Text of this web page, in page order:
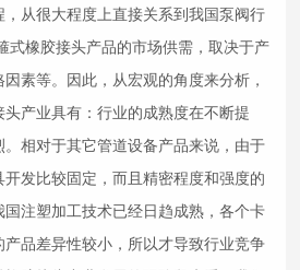
从很大程度上直接关系到我国泵阀行
式橡胶接头产品的市场供需，取决于产
素等。因此，从宏观的角度来分析，
头产业具有：行业的成熟度在不断提
相对于其它管道设备产品来说，由于
开发比较固定，而且精密程度和强度的
注塑加工技术已经日趋成熟，各个卡
产品差异性较小，所以才导致行业竞争